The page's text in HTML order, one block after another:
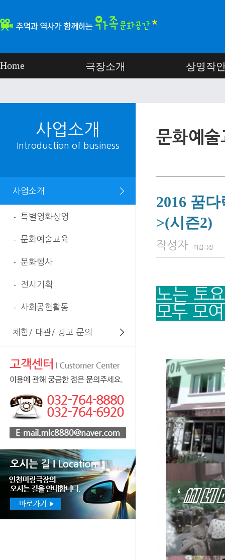
Home 극장소개 상영작
사업소개
Introduction of business
사업소개 ＞
- 특별영화상영
- 문화예술교육
- 문화행사
- 전시기획
- 사회공헌활동
체험/ 대관/ 광고 문의 ＞
문화예술
2016 꿈
>(시즌2)
페이지 정보
작성자 미림극장
노는 토
모두 모